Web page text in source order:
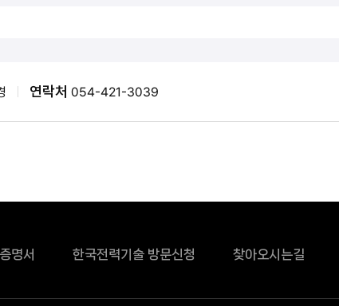
연락처 054-421-3039
명서 한국전력기술 방문신청 찾아오시는길